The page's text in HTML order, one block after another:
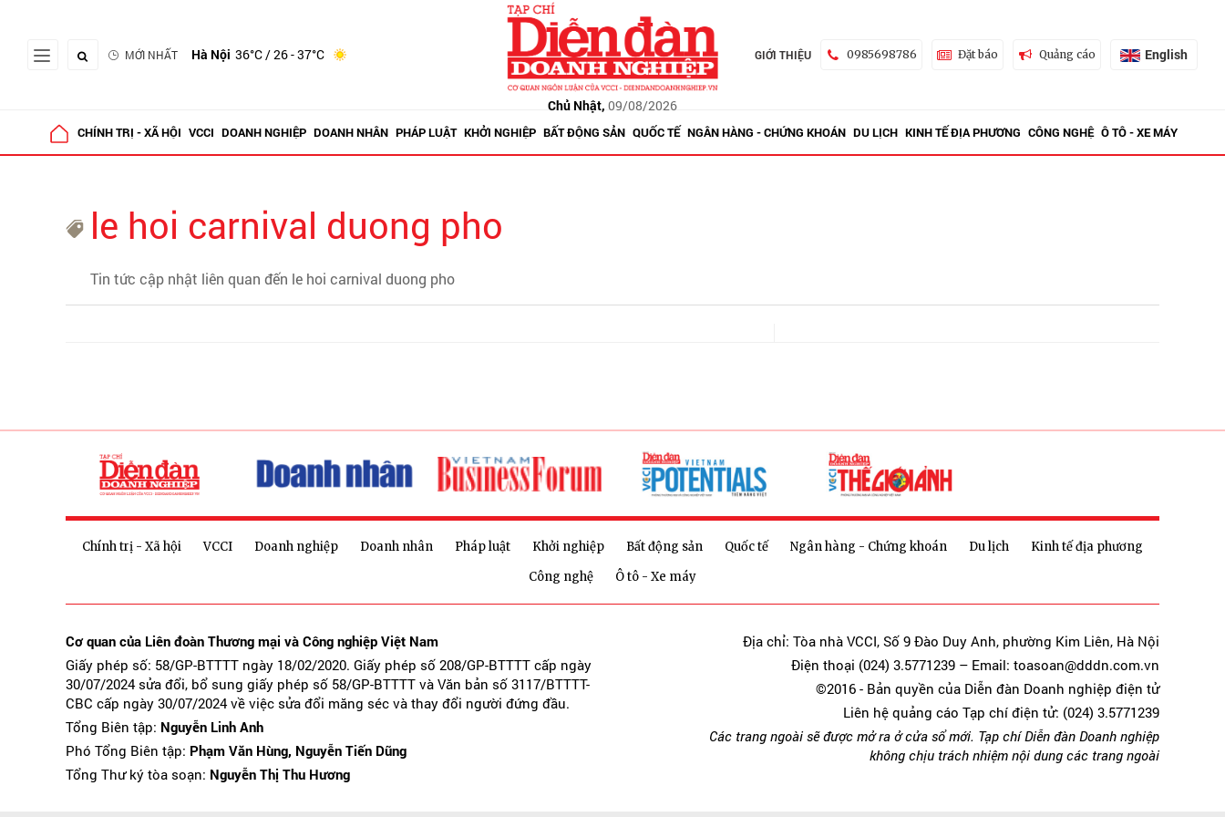
MỚI NHẤT Hà Nội 36°C/ 26 - 37°C
Chủ Nhật, 09/08/2026
GIỚI THIỆU 0985698786 Đặt báo Quảng cáo English
CHÍNH TRỊ - XÃ HỘI VCCI DOANH NGHIỆP DOANH NHÂN PHÁP LUẬT KHỞI NGHIỆP BẤT ĐỘNG SẢN QUỐC TẾ NGÂN HÀNG - CHỨNG KHOÁN DU LỊCH KINH TẾ ĐỊA PHƯƠNG CÔNG NGHỆ Ô TÔ - XE MÁY
le hoi carnival duong pho
Tin tức cập nhật liên quan đến le hoi carnival duong pho
Chính trị - Xã hội VCCI Doanh nghiệp Doanh nhân Pháp luật Khởi nghiệp Bất động sản Quốc tế Ngân hàng - Chứng khoán Du lịch
Kinh tế địa phương
Công nghệ
Ô tô - Xe máy
Cơ quan của Liên đoàn Thương mại và Công nghiệp Việt Nam
Giấy phép số: 58/GP-BTTTT ngày 18/02/2020. Giấy phép số 208/GP-BTTTT cấp ngày
30/07/2024 sửa đổi, bổ sung giấy phép số 58/GP-BTTTT và Văn bản số 3117/BTTTT-
CBC cấp ngày 30/07/2024 về việc sửa đổi măng séc và thay đổi người đứng đầu.
Tổng Biên tập: Nguyễn Linh Anh
Phó Tổng Biên tập: Phạm Văn Hùng, Nguyễn Tiến Dũng
Tổng Thư ký tòa soạn: Nguyễn Thị Thu Hương
Địa chỉ: Tòa nhà VCCI, Số 9 Đào Duy Anh, phường Kim Liên, Hà Nội
Điện thoại (024) 3.5771239 – Email: toasoan@dddn.com.vn
©2016 - Bản quyền của Diễn đàn Doanh nghiệp điện tử
Liên hệ quảng cáo Tạp chí điện tử: (024) 3.5771239
Các trang ngoài sẽ được mở ra ở cửa sổ mới. Tạp chí Diễn đàn Doanh nghiệp
không chịu trách nhiệm nội dung các trang ngoài